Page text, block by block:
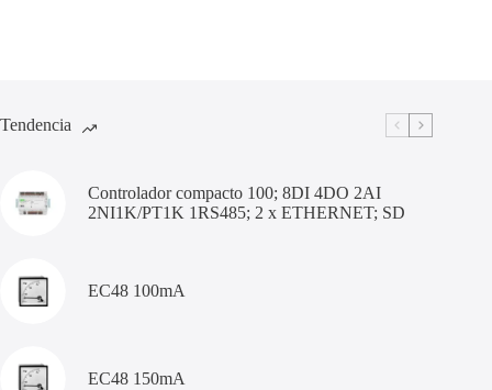
Tendencia
Controlador compacto 100; 8DI 4DO 2AI
2NI1K/PT1K 1RS485; 2 x ETHERNET; SD
EC48 100mA
EC48 150mA